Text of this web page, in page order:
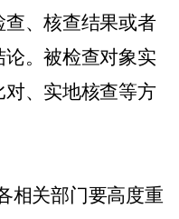
、核查结果或者
。被检查对象实
、实地核查等方
相关部门要高度重